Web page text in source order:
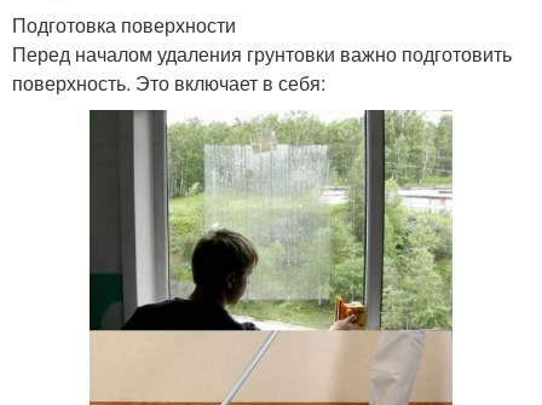
Подготовка поверхности
Перед началом удаления грунтовки важно подготовить
поверхность. Это включает в себя: